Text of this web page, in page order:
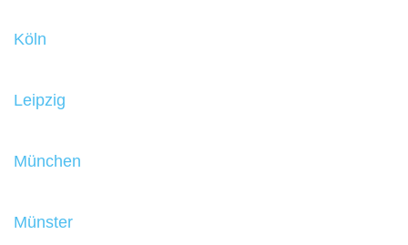
Köln
Leipzig
München
Münster